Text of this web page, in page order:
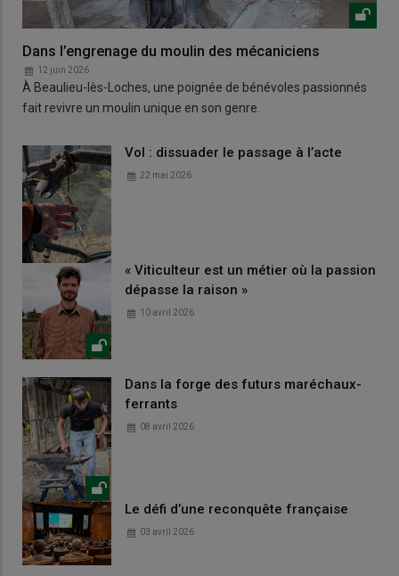
Dans l’engrenage du moulin des mécaniciens
12 juin 2026
À Beaulieu-lès-Loches, une poignée de bénévoles passionnés
fait revivre un moulin unique en son genre.
Vol : dissuader le passage à l’acte
22 mai 2026
« Viticulteur est un métier où la passion
dépasse la raison »
10 avril 2026
Dans la forge des futurs maréchaux-
ferrants
08 avril 2026
Le défi d’une reconquête française
03 avril 2026